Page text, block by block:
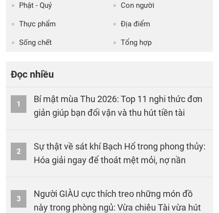
Phật - Quỷ Con người
Thực phẩm Địa điểm
Sống chết Tổng hợp
Đọc nhiều
1
Bí mật mùa Thu 2026: Top 11 nghi thức đơn
giản giúp bạn đổi vận và thu hút tiền tài
2
Sự thật về sát khí Bạch Hổ trong phong thủy:
Hóa giải ngay để thoát mệt mỏi, nợ nần
3
Người GIÀU cực thích treo những món đồ
này trong phòng ngủ: Vừa chiêu Tài vừa hút